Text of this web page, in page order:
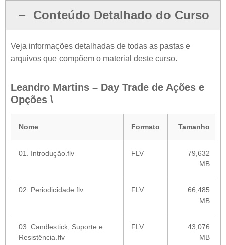
Conteúdo Detalhado do Curso
Veja informações detalhadas de todas as pastas e
arquivos que compõem o material deste curso.
Leandro Martins – Day Trade de Ações e
Opções \
Nome Formato Tamanho
01. Introdução.flv FLV
79,632
MB
02. Periodicidade.flv FLV
66,485
MB
03. Candlestick, Suporte e
Resistência.flv
FLV
43,076
MB